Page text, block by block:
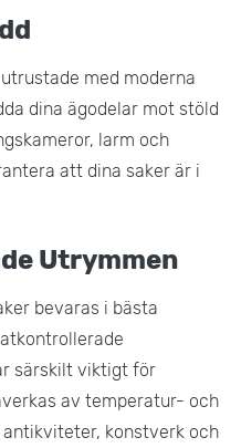
med moderna
dina ägodelar mot stöld
larm och
att dina saker är i
Utrymmen
bevaras i bästa
särskilt viktigt för
av temperatur- och
konstverk och